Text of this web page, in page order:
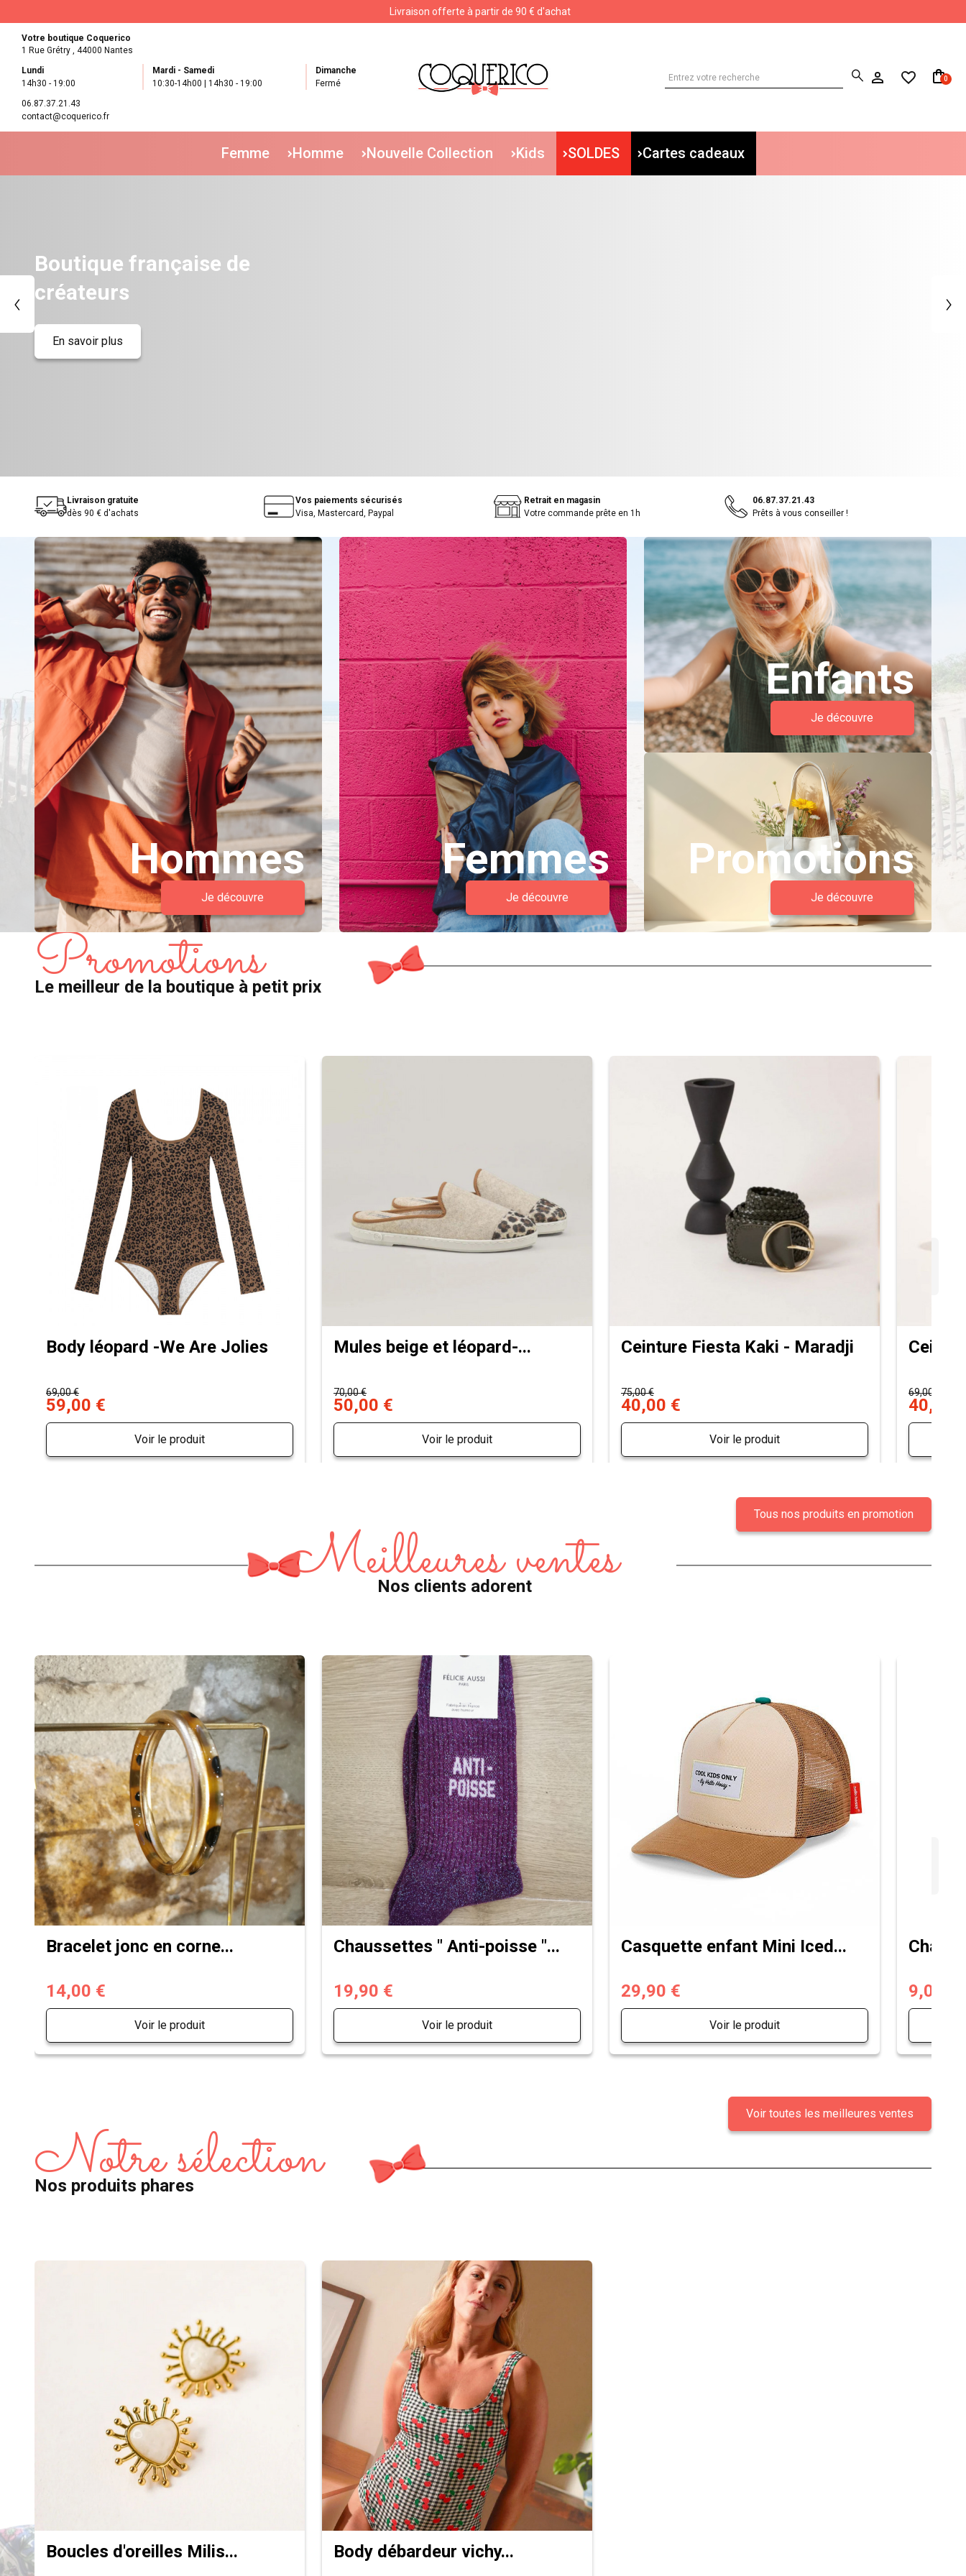
Livraison offerte à partir de 90 € d'achat
Votre boutique Coquerico
1 Rue Grétry , 44000 Nantes
Lundi
14h30 - 19:00
Mardi - Samedi
10:30-14h00 | 14h30 - 19:00
Dimanche
Fermé
06.87.37.21.43
contact@coquerico.fr
0
Femme Homme Nouvelle Collection Kids SOLDES Cartes cadeaux
Découvrez la collection plein
été !
En savoir plus
Livraison gratuite
dès 90 € d'achats
Vos paiements sécurisés
Visa, Mastercard, Paypal
Retrait en magasin
Votre commande prête en 1h
06.87.37.21.43
Prêts à vous conseiller !
Hommes
Je découvre
Femmes
Je découvre
Enfants
Je découvre
Promotions
Je découvre
Promotions
Le meilleur de la boutique à petit prix
Body léopard -We Are Jolies
69,00 €
59,00 €
Voir le produit
Mules beige et léopard-...
70,00 €
50,00 €
Voir le produit
Ceinture Fiesta Kaki - Maradji
75,00 €
40,00 €
Voir le produit
69,00 €
40,00
Tous nos produits en promotion
Meilleures ventes
Nos clients adorent
Bracelet jonc en corne...
14,00 €
Voir le produit
Chaussettes " Anti-poisse "...
19,90 €
Voir le produit
Casquette enfant Mini Iced...
29,90 €
Voir le produit
9,00 €
Voir toutes les meilleures ventes
Notre sélection
Nos produits phares
Boucles d'oreilles Milis... Body débardeur vichy...